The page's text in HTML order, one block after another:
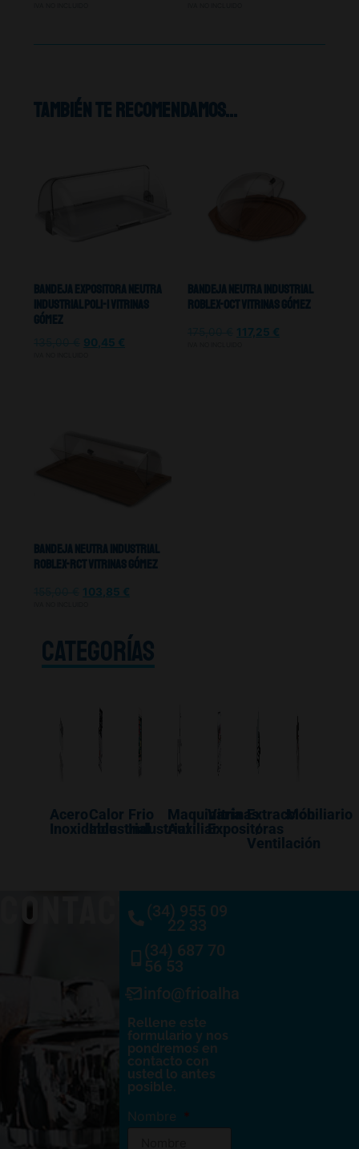
También te recomendamos…
Bandeja Expositora Neutra
Industrial Poli-1 Vitrinas
Gómez
90,45 €
Bandeja Neutra Industrial
ROBLEX-OCT Vitrinas Gómez
117,25 €
Bandeja Neutra Industrial
ROBLEX-RCT Vitrinas Gómez
103,85 €
CATEGORÍAS
Acero
Inoxidable
Calor
Industrial
Frio
Industrial
Maquinaría
Auxiliar
Vitrinas
Expositoras
Extracción
/
Ventilación
Mobiliario
CONTACTO(34) 955 09
22 33
(34) 687 70
56 53
info@frioalhambra.com
Rellene este
formulario y nos
pondremos en
contacto con
usted lo antes
posible.
Nombre